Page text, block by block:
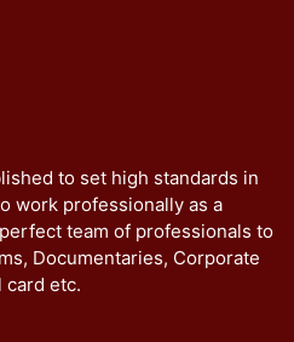
to set high standards in
work professionally as a
team of professionals to
Documentaries, Corporate
card etc.